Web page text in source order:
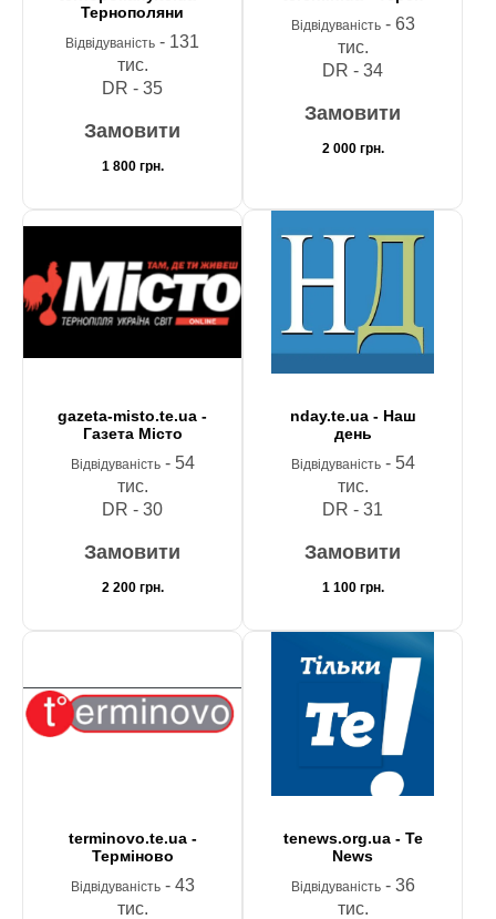
Тернополяни
Відвідуваність - 131
тис.
DR - 35
Замовити
1 800 грн.
Відвідуваність- 63
тис.
DR - 34
Замовити
2 000 грн.
gazeta-misto.te.ua -
Газета Місто
Відвідуваність- 54
тис.
DR - 30
Замовити
2 200 грн.
nday.te.ua - Наш
день
Відвідуваність- 54
тис.
DR - 31
Замовити
1 100 грн.
terminovo.te.ua -
Терміново
Відвідуваність- 43
тис.
tenews.org.ua - Te
News
Відвідуваність- 36
тис.